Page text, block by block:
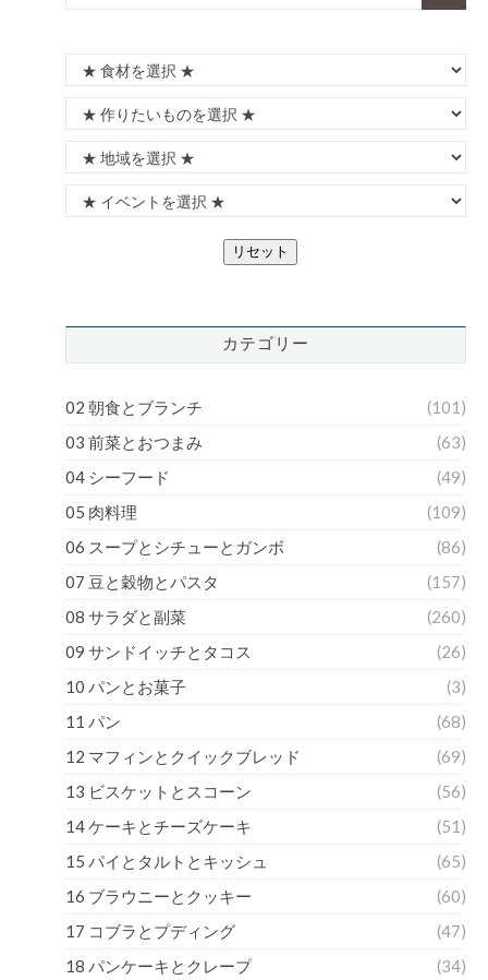
リセット
カテゴリー
02 朝食とブランチ
(101)
03 前菜とおつまみ
(63)
04 シーフード
(49)
05 肉料理
(109)
06 スープとシチューとガンボ
(86)
07 豆と穀物とパスタ
(157)
08 サラダと副菜
(260)
09 サンドイッチとタコス
(26)
10 パンとお菓子
(3)
11 パン
(68)
12 マフィンとクイックブレッド
(69)
13 ビスケットとスコーン
(56)
14 ケーキとチーズケーキ
(51)
15 パイとタルトとキッシュ
(65)
16 ブラウニーとクッキー
(60)
17 コブラとプディング
(47)
18 パンケーキとクレープ
(34)